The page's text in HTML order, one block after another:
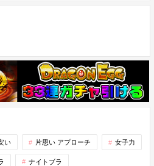
い 片思い アプローチ 女子力
ナイトブラ